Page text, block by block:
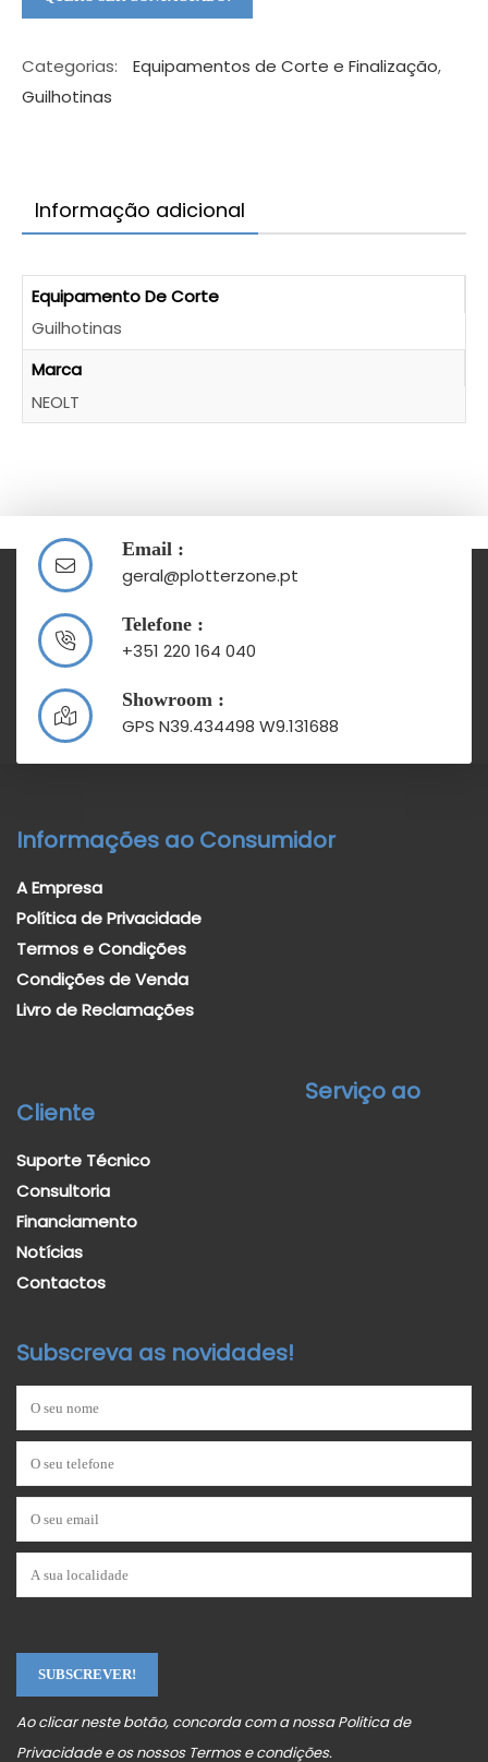
Categorias: Equipamentos de Corte e Finalização,
Guilhotinas
Informação adicional
Equipamento De Corte
Guilhotinas
Marca
NEOLT
Email :
geral@plotterzone.pt
Telefone :
+351 220 164 040
Showroom :
GPS N39.434498 W9.131688
Informações ao Consumidor
A Empresa
Política de Privacidade
Termos e Condições
Condições de Venda
Livro de Reclamações
Serviço ao
Cliente
Suporte Técnico
Consultoria
Financiamento
Notícias
Contactos
Subscreva as novidades!
Ao clicar neste botão, concorda com a nossaPolitica de
Privacidadee os nossos Termos e condições.